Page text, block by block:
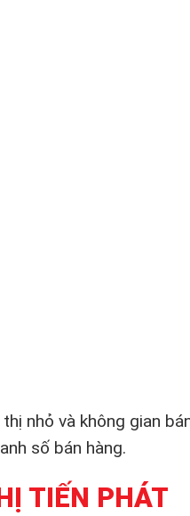
nhỏ và không gian
số bán hàng.
TIẾN PHÁT